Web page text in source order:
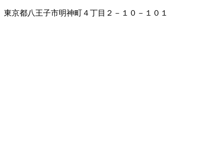
東京都八王子市明神町４丁目２－１０－１０１